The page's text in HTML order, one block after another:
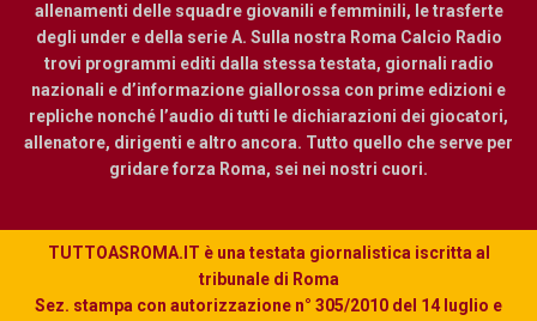
allenamenti delle squadre giovanili e femminili, le trasferte
degli under e della serie A. Sulla nostra Roma Calcio Radio
trovi programmi editi dalla stessa testata, giornali radio
nazionali e d’informazione giallorossa con prime edizioni e
repliche nonché l’audio di tutti le dichiarazioni dei giocatori,
allenatore, dirigenti e altro ancora. Tutto quello che serve per
gridare forza Roma, sei nei nostri cuori.
TUTTOASROMA.IT è una testata giornalistica iscritta al
tribunale di Roma
Sez. stampa con autorizzazione n° 305/2010 del 14 luglio e